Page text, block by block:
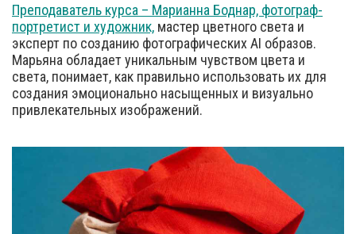
Преподаватель курса – Марианна Боднар, фотограф-
портретист и художник, мастер цветного света и
эксперт по созданию фотографических AI образов.
Марьяна обладает уникальным чувством цвета и
света, понимает, как правильно использовать их для
создания эмоционально насыщенных и визуально
привлекательных изображений.